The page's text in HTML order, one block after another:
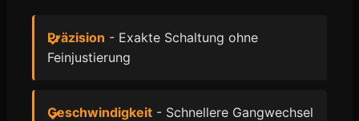
Präzision - Exakte Schaltung ohne
Feinjustierung
Geschwindigkeit - Schnellere Gangwechsel